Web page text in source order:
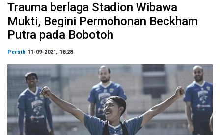
Trauma berlaga Stadion Wibawa
Mukti, Begini Permohonan Beckham
Putra pada Bobotoh
Persib 11-09-2021, 18:28